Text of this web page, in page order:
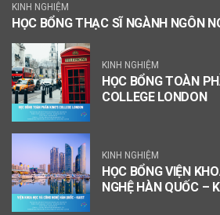
KINH NGHIỆM
HỌC BỔNG THẠC SĨ NGÀNH NGÔN
KINH NGHIỆM
HỌC BỔNG TOÀN
COLLEGE LONDON
KINH NGHIỆM
HỌC BỔNG VIỆN
NGHỆ HÀN QUỐC –